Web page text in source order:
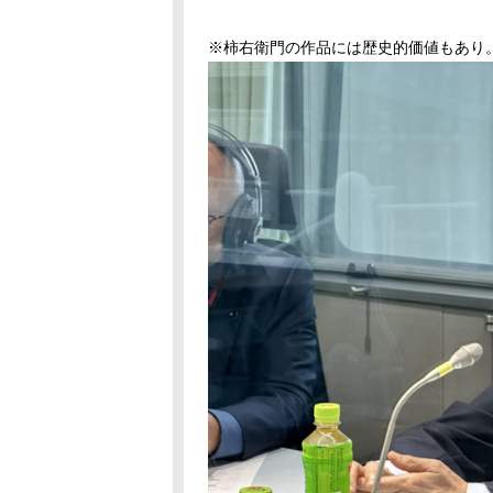
※柿右衛門の作品には歴史的価値もあり